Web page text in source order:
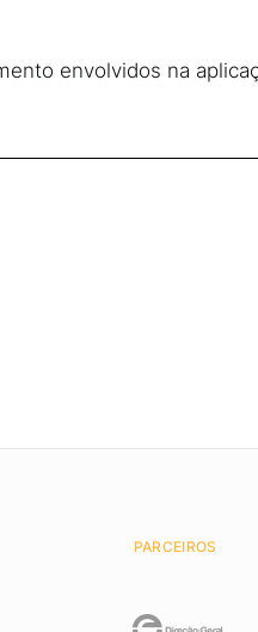
envolvidos na
PARCEIROS